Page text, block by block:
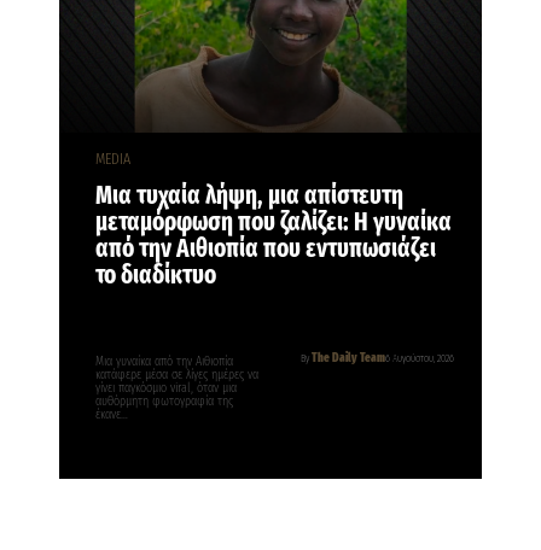
MEDIA
Μια τυχαία λήψη, μια απίστευτη
μεταμόρφωση που ζαλίζει: Η γυναίκα
από την Αιθιοπία που εντυπωσιάζει
το διαδίκτυο
By The Daily Team6 Αυγούστου, 2026
Μια γυναίκα από την Αιθιοπία
κατάφερε μέσα σε λίγες ημέρες να
γίνει παγκόσμιο viral, όταν μια
αυθόρμητη φωτογραφία της
έκανε…